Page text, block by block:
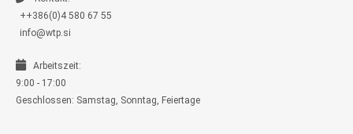
++386(0)4 580 67 55
info@wtp.si
Arbeitszeit:
9:00 - 17:00
Geschlossen: Samstag, Sonntag, Feiertage